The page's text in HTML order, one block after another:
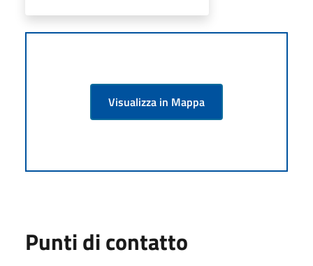
Visualizza in Mappa
Punti di contatto